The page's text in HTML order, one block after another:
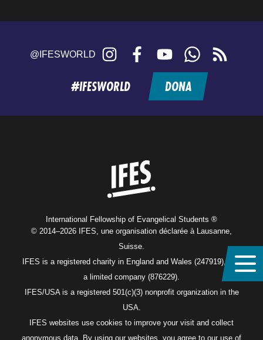
@IFESWORLD Instagram FacebookYouTubeWhatsApp
feed
#IFESWORLD DONA
International Fellowship of Evangelical Students ®
© 2014–2026 IFES, une organisation déclarée à Lausanne,
Suisse.
IFES is a registered charity in England and Wales (247919), and
a limited company (876229).
IFES/USA is a registered 501(c)(3) nonprofit organization in the
USA.
IFES websites use cookies to improve your visit and collect
anonymous data. By using our websites, you agree to our use of